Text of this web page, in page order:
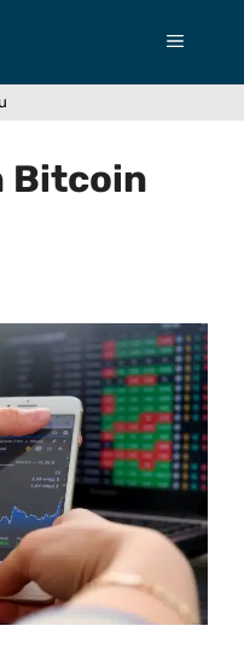
Menü
Bitcoin